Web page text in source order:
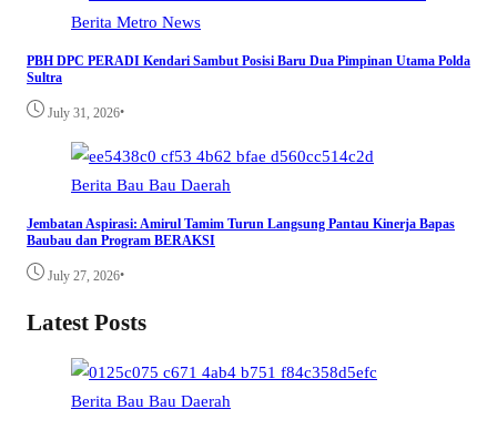
Berita Metro News
PBH DPC PERADI Kendari Sambut Posisi Baru Dua Pimpinan Utama Polda
Sultra
July 31, 2026•
Berita Bau Bau Daerah
Jembatan Aspirasi: Amirul Tamim Turun Langsung Pantau Kinerja Bapas
Baubau dan Program BERAKSI
July 27, 2026•
Latest Posts
Berita Bau Bau Daerah